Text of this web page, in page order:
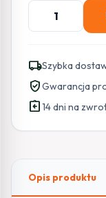
ilość
DIP44VSR4-
AI1
BCS
Line
4Mpx
local_shippingSzybka
verified_userGwarancja
assignment_return14 dni na
Opis produktu